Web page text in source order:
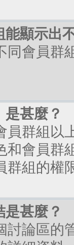
顯示出
同會員群
甚麼？
員群組以
和會員群
群組的權
甚麼？
討論區的